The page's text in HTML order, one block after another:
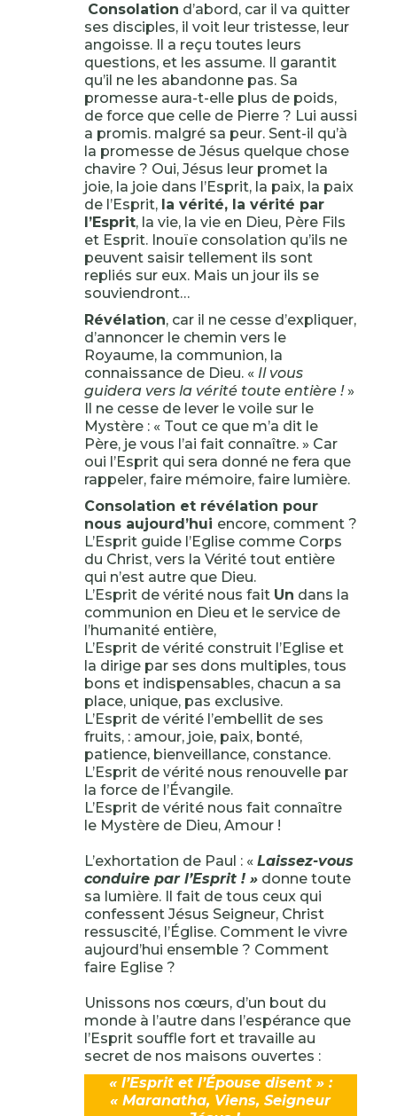
Consolation d’abord, car il va quitter
ses disciples, il voit leur tristesse, leur
angoisse. Il a reçu toutes leurs
questions, et les assume. Il garantit
qu’il ne les abandonne pas. Sa
promesse aura-t-elle plus de poids,
de force que celle de Pierre ? Lui aussi
a promis. malgré sa peur. Sent-il qu’à
la promesse de Jésus quelque chose
chavire ? Oui, Jésus leur promet la
joie, la joie dans l’Esprit, la paix, la paix
de l’Esprit, la vérité, la vérité par
l’Esprit, la vie, la vie en Dieu, Père Fils
et Esprit. Inouïe consolation qu’ils ne
peuvent saisir tellement ils sont
repliés sur eux. Mais un jour ils se
souviendront…
Révélation, car il ne cesse d’expliquer,
d’annoncer le chemin vers le
Royaume, la communion, la
connaissance de Dieu. « Il vous
guidera vers la vérité toute entière !»
Il ne cesse de lever le voile sur le
Mystère : « Tout ce que m’a dit le
Père, je vous l’ai fait connaître. » Car
oui l’Esprit qui sera donné ne fera que
rappeler, faire mémoire, faire lumière.
Consolation et révélation pour
nous aujourd’hui encore, comment ?
L’Esprit guide l’Eglise comme Corps
du Christ, vers la Vérité tout entière
qui n’est autre que Dieu.
L’Esprit de vérité nous fait Un dans la
communion en Dieu et le service de
l’humanité entière,
L’Esprit de vérité construit l’Eglise et
la dirige par ses dons multiples, tous
bons et indispensables, chacun a sa
place, unique, pas exclusive.
L’Esprit de vérité l’embellit de ses
fruits, : amour, joie, paix, bonté,
patience, bienveillance, constance.
L’Esprit de vérité nous renouvelle par
la force de l’Évangile.
L’Esprit de vérité nous fait connaître
le Mystère de Dieu, Amour !
L’exhortation de Paul : « Laissez-vous
conduire par l’Esprit ! » donne toute
sa lumière. Il fait de tous ceux qui
confessent Jésus Seigneur, Christ
ressuscité, l’Église. Comment le vivre
aujourd’hui ensemble ? Comment
faire Eglise ?
Unissons nos cœurs, d’un bout du
monde à l’autre dans l’espérance que
l’Esprit souffle fort et travaille au
secret de nos maisons ouvertes :
« l’Esprit et l’Épouse disent » :
« Maranatha, Viens, Seigneur